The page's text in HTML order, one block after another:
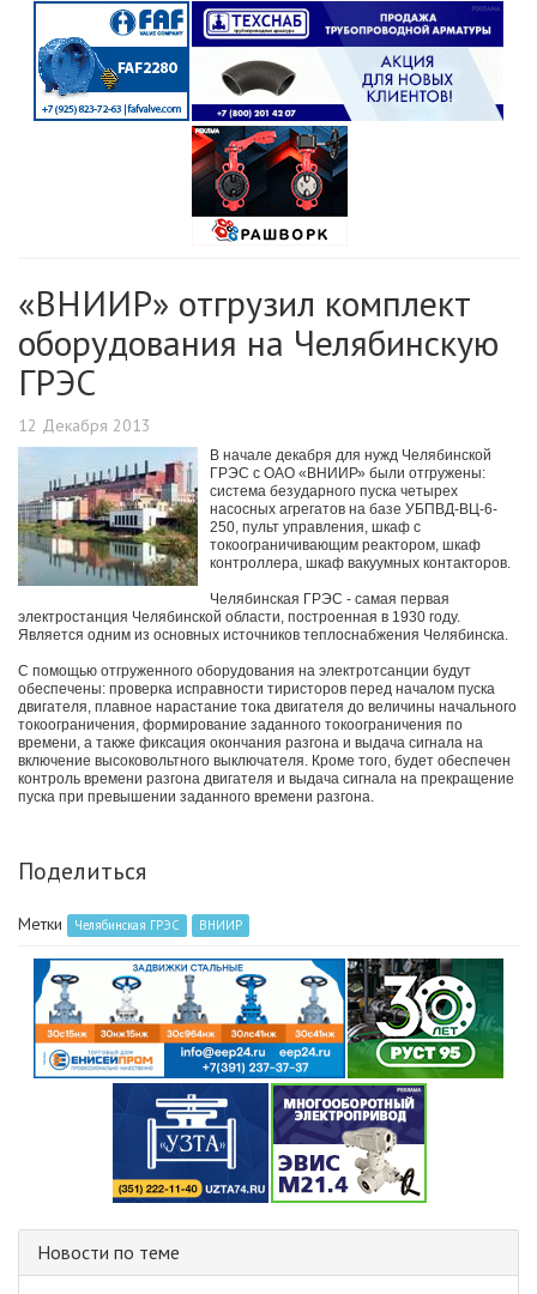
«ВНИИР» отгрузил комплект
оборудования на Челябинскую
ГРЭС
12 Декабря 2013
В начале декабря для нужд Челябинской
ГРЭС с ОАО «ВНИИР» были отгружены:
система безударного пуска четырех
насосных агрегатов на базе УБПВД-ВЦ-6-
250, пульт управления, шкаф с
токоограничивающим реактором, шкаф
контроллера, шкаф вакуумных контакторов.
Челябинская ГРЭС - самая первая
электростанция Челябинской области, построенная в 1930 году.
Является одним из основных источников теплоснабжения Челябинска.
С помощью отгруженного оборудования на электротсанции будут
обеспечены: проверка исправности тиристоров перед началом пуска
двигателя, плавное нарастание тока двигателя до величины начального
токоограничения, формирование заданного токоограничения по
времени, а также фиксация окончания разгона и выдача сигнала на
включение высоковольтного выключателя. Кроме того, будет обеспечен
контроль времени разгона двигателя и выдача сигнала на прекращение
пуска при превышении заданного времени разгона.
Поделиться
Метки Челябинская ГРЭС ВНИИР
Новости по теме